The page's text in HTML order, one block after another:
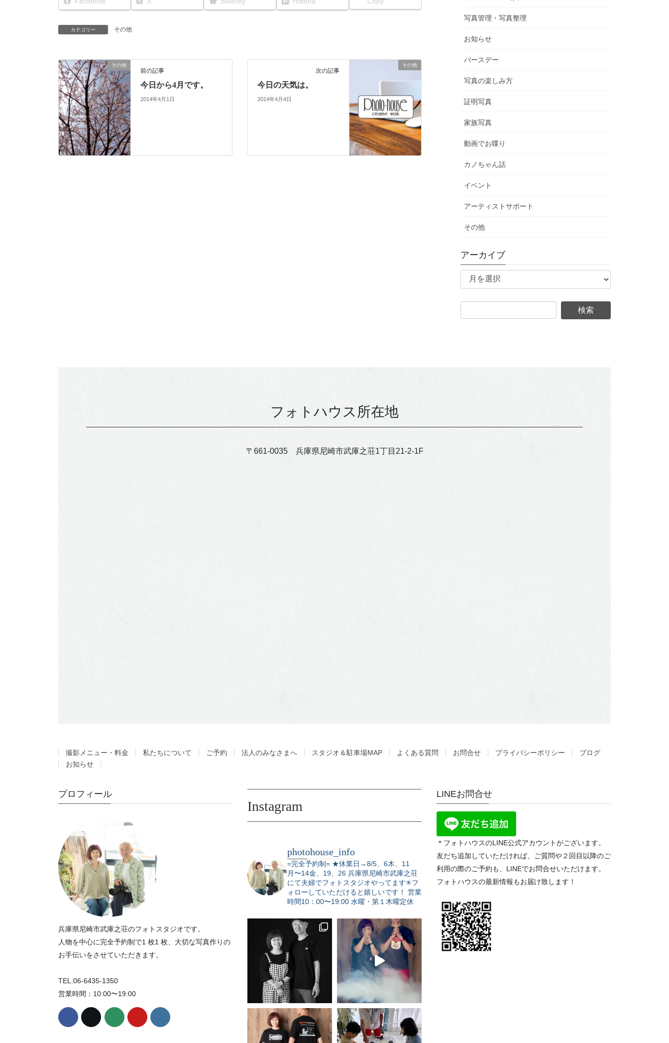
カテゴリー その他
その他
前の記事
今日から4月です。
2014年4月1日
その他
次の記事
今日の天気は。
2014年4月4日
写真管理・写真整理
お知らせ
バースデー
写真の楽しみ方
証明写真
家族写真
動画でお喋り
カノちゃん話
イベント
アーティストサポート
その他
アーカイブ
ア
ブ
フォトハウス所在地
〒661-0035 兵庫県尼崎市武庫之荘1丁目21-2-1F
撮影メニュー・料金 私たちについて ご予約 法人のみなさまへ スタジオ＆駐車場MAP よくある質問 お問合せ プライバシーポリシー
ブログ
お知らせ
プロフィール
兵庫県尼崎市武庫之荘のフォトスタジオです。
人物を中心に完全予約制で1 枚1 枚、大切な写真作りの
お手伝いをさせていただきます。
TEL.06-6435-1350
営業時間：10:00〜19:00
Instagram
photohouse_info
=完全予約制= ★休業日→8/5、6木、11
月〜14金、19、26 兵庫県尼崎市武庫之荘
にて夫婦でフォトスタジオやってます✳︎フ
ォローしていただけると嬉しいです！ 営業
時間10：00〜19:00 水曜・第１木曜定休
LINEお問合せ
＊フォトハウスのLINE公式アカウントがございます。
友だち追加していただければ、ご質問や２回目以降のご
利用の際のご予約も、LINEでお問合せいただけます。
フォトハウスの最新情報もお届け致します！